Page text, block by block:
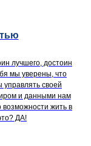
лучшего, достоин
мы уверены, что
управлять своей
и данными нам
жить в
ДА!